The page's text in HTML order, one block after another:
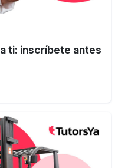
ti: inscríbete antes